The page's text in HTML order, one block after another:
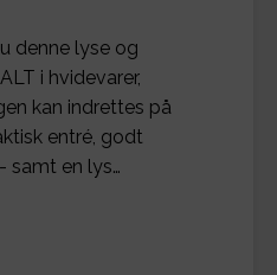
denne lyse og
i hvidevarer,
kan indrettes på
entré, godt
samt en lys…